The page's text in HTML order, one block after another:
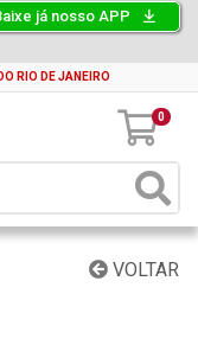
já nosso APP
RIO DE JANEIRO
0
VOLTAR